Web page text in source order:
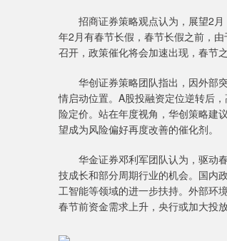
招商证券策略观点认为，展望2月
年2月有春节长假，春节长假之前，
召开，政策催化将会加速出现，春节
华创证券策略团队指出，因外部突
情启动位置。A股投融资定位逆转后
险定价。站在年度视角，华创策略建
望成为风险偏好再度改善的催化剂。
华金证券邓利军团队认为，驱动春
技成长和部分周期行业的机会。国内
工智能等领域的进一步扶持。外部环
春节前资金需求上升，央行或加大投